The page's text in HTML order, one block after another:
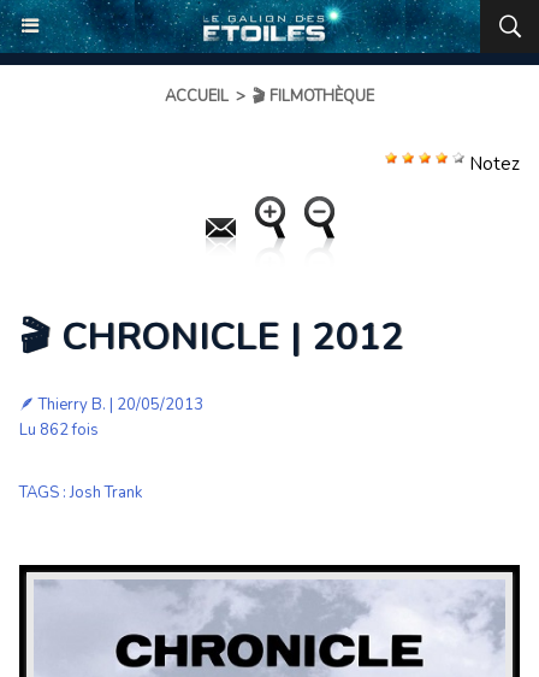
ACCUEIL > 🎬 FILMOTHÈQUE
Notez
🎬 CHRONICLE | 2012
🪶Thierry B. | 20/05/2013
Lu 862 fois
TAGS :Josh Trank